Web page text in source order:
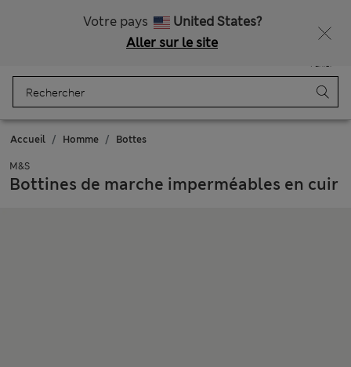
Votre pays
United States?
Aller sur le site
Panier
Accueil Homme Bottes
M&S
Bottines de marche imperméables en cuir